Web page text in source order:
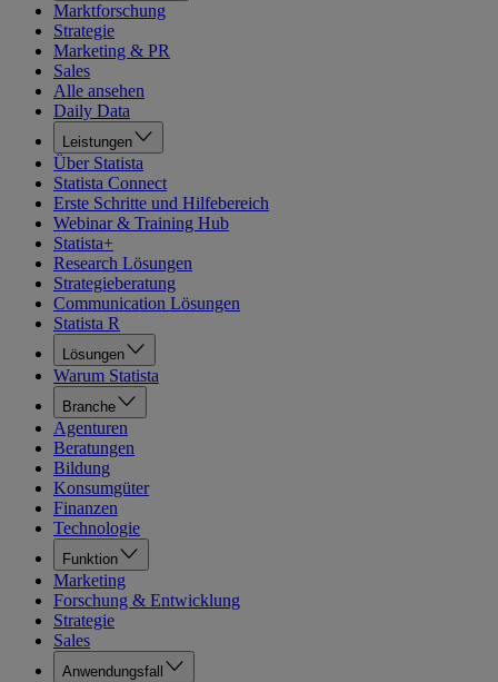
Marktforschung
Strategie
Marketing & PR
Sales
Alle ansehen
Daily Data
Leistungen
Über Statista
Statista Connect
Erste Schritte und Hilfebereich
Webinar & Training Hub
Statista+
Research Lösungen
Strategieberatung
Communication Lösungen
Statista R
Lösungen
Warum Statista
Branche
Agenturen
Beratungen
Bildung
Konsumgüter
Finanzen
Technologie
Funktion
Marketing
Forschung & Entwicklung
Strategie
Sales
Anwendungsfall